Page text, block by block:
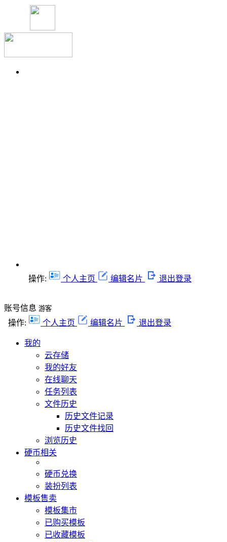
操作: 个人主页 编辑名片 退出登录
账号信息 游客
操作: 个人主页 编辑名片 退出登录
我的
云存储
我的好友
在线聊天
任务列表
文件历史
历史文件记录
历史文件找回
浏览历史
硬币相关
硬币兑换
装扮列表
模板售卖
模板集市
已购买模板
已收藏模板